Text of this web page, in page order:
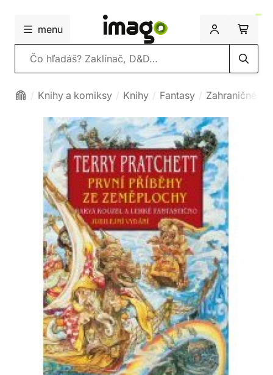
menu
Vyhľadávanie
Knihy a komiksy Knihy Fantasy Zahraničné